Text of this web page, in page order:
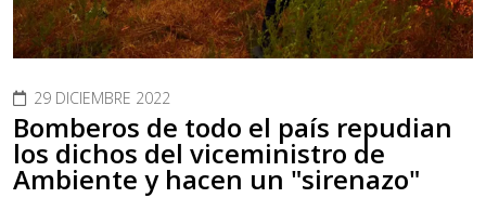
29 DICIEMBRE 2022
Bomberos de todo el país repudian
los dichos del viceministro de
Ambiente y hacen un "sirenazo"